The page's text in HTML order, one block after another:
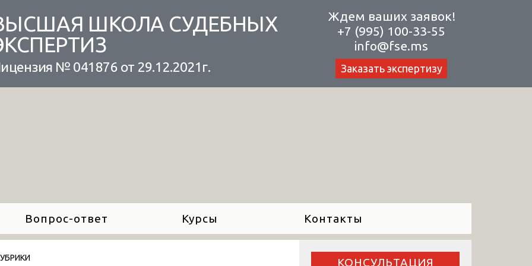
ШКОЛА СУДЕБНЫХ
№ 041876 от 29.12.2021г.
Ждем ваших заявок!
+7 (995) 100-33-55
info@fse.ms
Заказать экспертизу
Вопрос-ответ Курсы Контакты
КОНСУЛЬТАЦИЯ